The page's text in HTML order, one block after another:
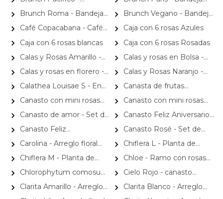
secos
peluche elefantita, té,
infusiones, galletas, semillas y
flores
Siddharta, mantequilla de
maní, tostadas, mermelada,
frutos secos y miniarreglo
Bandejita con peluche de
tiburón martillo, galletas,
chocolates, tostadas y
mermelada
con té Dilmah, infusiones
Dilmah, galletas Jules
Destrooper, maní con
chocolate Bitter y frutos
Brunch Roma - Bandeja
con té, chocolates, galletas,
tostadas, queque y
mermelada
Brunch Vegano - Bandeja
con mantequilla de maní,
galletas, tostadas,
mermelada, frutos secos y
miniarreglo.
Café Copacabana - Café
de grano molido 250 gr.
Caja con 6 rosas Azules
Caja con 6 rosas blancas
Caja con 6 rosas Rosadas
Calas y Rosas Amarillo -
Florero con calas, rosas
amarillo y eucaliptus dolar
Calas y rosas en Bolsa -
arreglo calas y rosas rojo
Calas y rosas en florero -
arreglo calas y rosas rojo
Calas y Rosas Naranjo -
Florero con calas, rosas
naranjo y eucaliptus dolar
Calathea Louisae S - En
macetero
Canasta de frutas
mediana con mini arreglo
floral
Canasto con mini rosas
Niña - Arreglo floral con
minirosas y globos metalicos
Canasto con mini rosas
Niño - Arreglo floral con
minirosas y globos metalicos
Canasto de amor - Set de
regalo en canasto con
espumante, copas, picoteo y
pétalos de rosa
Canasto Feliz Aniversario -
Canasto de regalo de
aniversario con espumante,
snacks de picoteo y globo
Canasto Feliz
Cumpleaños - Canasto de
regalo de cumpleaños con
espumante, snacks de
picoteo y globo
Canasto Rosé - Set de
regalo en canasto con
espumante Rosé, copas,
chocolates y pétalos de rosa
Carolina - Arreglo floral
con 50 rosas blancas
Chiflera L - Planta de
interior en macetero
Chiflera M - Planta de
interior en macetero
Chloe - Ramo con rosas
damasco, hypericum verde y
minirosas blanco
Chlorophytum comosum
(cinta) - Planta de interior en
macetero
Cielo Rojo - canasto
gerberas, astromelias e
hypericum rojo
Clarita Amarillo - Arreglo
Clarita Blanco - Arreglo